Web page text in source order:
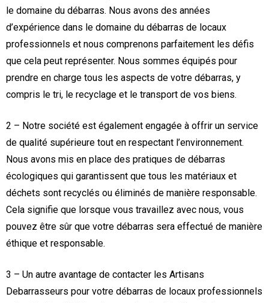
le domaine du débarras. Nous avons des années
d’expérience dans le domaine du débarras de locaux
professionnels et nous comprenons parfaitement les défis
que cela peut représenter. Nous sommes équipés pour
prendre en charge tous les aspects de votre débarras, y
compris le tri, le recyclage et le transport de vos biens.
2 – Notre société est également engagée à offrir un service
de qualité supérieure tout en respectant l’environnement.
Nous avons mis en place des pratiques de débarras
écologiques qui garantissent que tous les matériaux et
déchets sont recyclés ou éliminés de manière responsable.
Cela signifie que lorsque vous travaillez avec nous, vous
pouvez être sûr que votre débarras sera effectué de manière
éthique et responsable.
3 – Un autre avantage de contacter les Artisans
Debarrasseurs pour votre débarras de locaux professionnels